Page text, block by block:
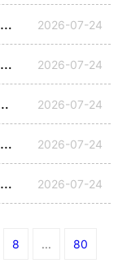
2026-07-24
2026-07-24
2026-07-24
2026-07-24
2026-07-24
8 ... 80